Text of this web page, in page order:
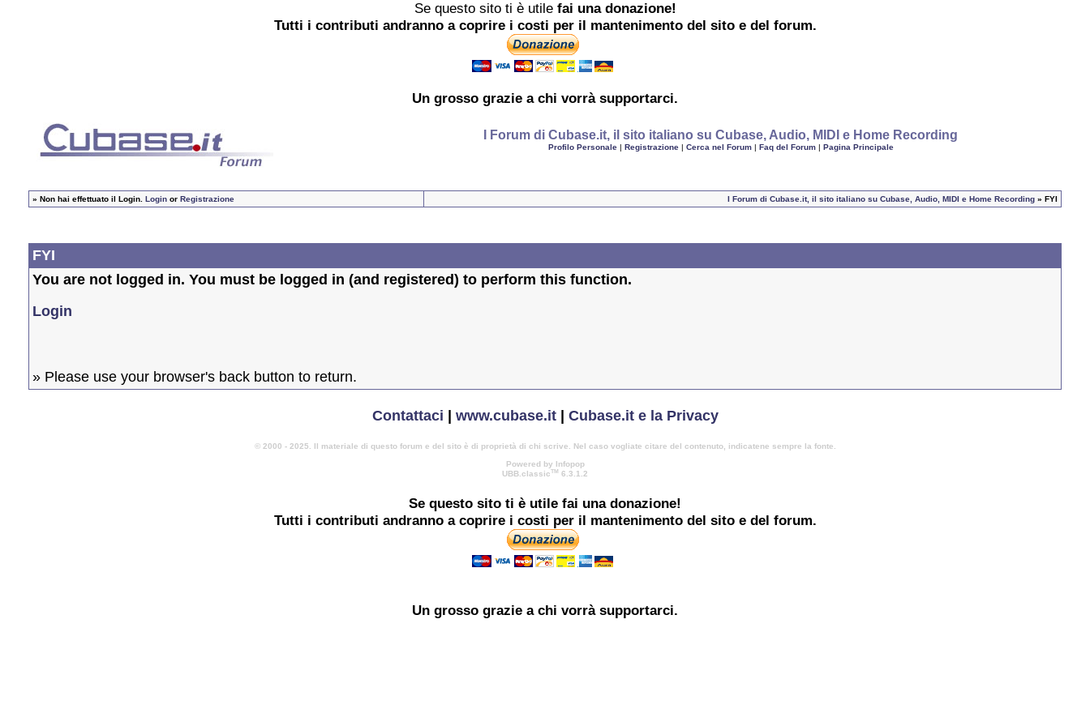
Se questo sito ti è utile fai una donazione!
Tutti i contributi andranno a coprire i costi per il mantenimento del sito e del forum.
Un grosso grazie a chi vorrà supportarci.
I Forum di Cubase.it, il sito italiano su Cubase, Audio, MIDI e Home Recording
Profilo Personale| Registrazione| Cerca nel Forum| Faq del Forum| Pagina Principale
» Non hai effettuato il Login. Login or Registrazione I Forum di Cubase.it, il sito italiano su Cubase, Audio, MIDI e Home Recording » FYI
FYI
You are not logged in. You must be logged in (and registered) to perform this function.
Login
» Please use your browser's back button to return.
Contattaci www.cubase.it| Cubase.it e la Privacy
© 2000 - 2025. Il materiale di questo forum e del sito è di proprietà di chi scrive. Nel caso vogliate citare del contenuto, indicatene sempre la fonte.
Powered by Infopop
UBB.classicTM 6.3.1.2
Se questo sito ti è utile fai una donazione!
Tutti i contributi andranno a coprire i costi per il mantenimento del sito e del forum.
Un grosso grazie a chi vorrà supportarci.